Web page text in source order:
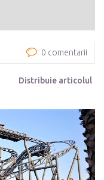
0 comentarii
Distribuie articolul